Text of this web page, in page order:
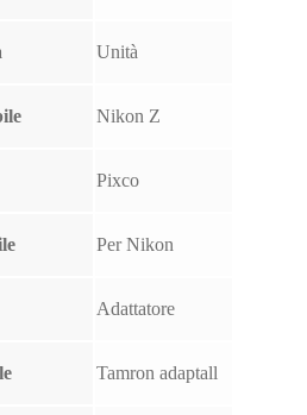
Unità
Nikon Z
Pixco
Per Nikon
Adattatore
Tamron adaptall